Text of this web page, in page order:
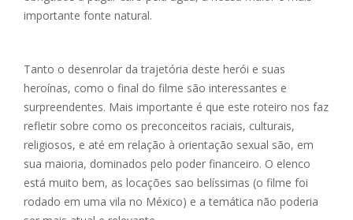
importante fonte natural.
Tanto o desenrolar da trajetória deste herói e suas
heroínas, como o final do filme são interessantes e
surpreendentes. Mais importante é que este roteiro nos faz
refletir sobre como os preconceitos raciais, culturais,
religiosos, e até em relação à orientação sexual são, em
sua maioria, dominados pelo poder financeiro. O elenco
está muito bem, as locações sao belíssimas (o filme foi
rodado em uma vila no México) e a temática não poderia